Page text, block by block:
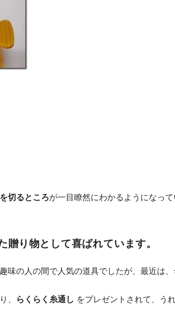
切るところが一目瞭然にわかるようになって
贈り物として喜ばれています。
味の人の間で人気の道具でしたが、最近は
、 らくらく糸通し をプレゼントされて、う